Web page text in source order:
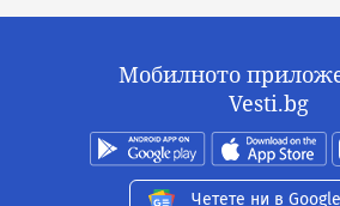
Мобилното
Vesti.bg
Четете ни в